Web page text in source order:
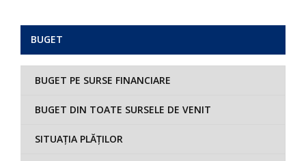
BUGET
BUGET PE SURSE FINANCIARE
BUGET DIN TOATE SURSELE DE VENIT
SITUAȚIA PLĂȚILOR